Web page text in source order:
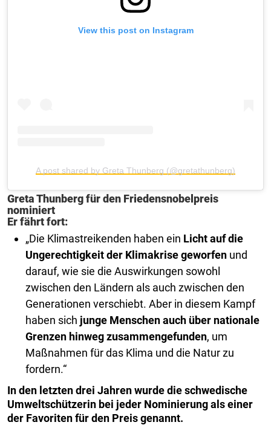
View this post on Instagram
A post shared by Greta Thunberg (@gretathunberg)
Greta Thunberg für den Friedensnobelpreis
nominiert
Er fährt fort:
„Die Klimastreikenden haben ein Licht auf die
Ungerechtigkeit der Klimakrise geworfen und
darauf, wie sie die Auswirkungen sowohl
zwischen den Ländern als auch zwischen den
Generationen verschiebt. Aber in diesem Kampf
haben sich junge Menschen auch über nationale
Grenzen hinweg zusammengefunden, um
Maßnahmen für das Klima und die Natur zu
fordern.“
In den letzten drei Jahren wurde die schwedische
Umweltschützerin bei jeder Nominierung als einer
der Favoriten für den Preis genannt.